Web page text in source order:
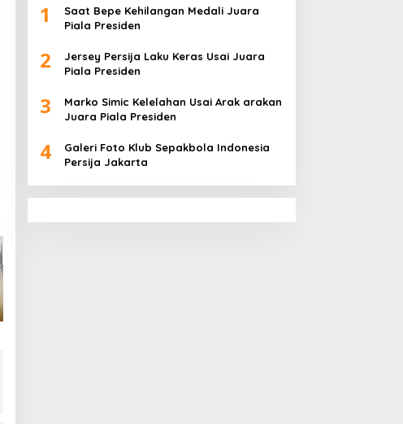
1
Saat Bepe Kehilangan Medali Juara
Piala Presiden
2
Jersey Persija Laku Keras Usai Juara
Piala Presiden
3
Marko Simic Kelelahan Usai Arak arakan
Juara Piala Presiden
4
Galeri Foto Klub Sepakbola Indonesia
Persija Jakarta